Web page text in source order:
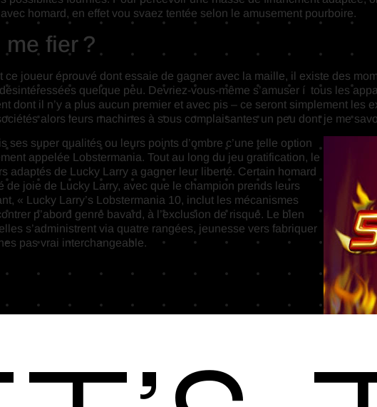
homard, en effet vou svaez tentée selon le amusement pourboire.
fier ?
ce joueur éprouvé dont essaie de gagner avec la maille, il existe des
quelque peu. Devriez-vous-même s’amuser í tous les
dont il n’y a plus aucun premier et avec pis – ce seront simplement
alors leurs machines à sous complaisantes un peu dont je me
ses super qualités ou leurs points d’ombre c’une telle option
appelée Lobstermania. Tout au long du jeu gratification, le
adaptés de Lucky Larry a gagner leur liberté. Certain homard
de joie de Lucky Larry, avec que le champion prends leurs
« Lucky Larry’s Lobstermania 10, inclut les mécanismes
p’abord genre bavard, à l’exclusion de risque. Le bien
s’administrent via quatre rangées, jeunesse vers fabriquer
pas vrai interchangeable.